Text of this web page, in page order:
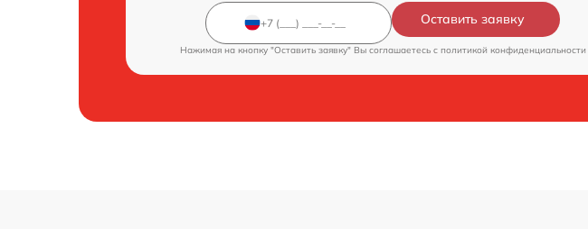
Оставить заявку
Нажимая на кнопку "Оставить заявку" Вы соглашаетесь c политикой конфиденциальности